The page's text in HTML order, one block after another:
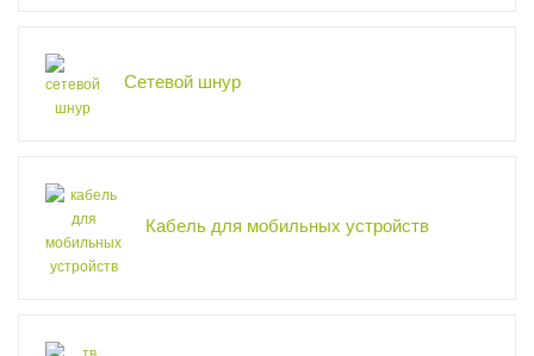
Сетевой шнур
Кабель для мобильных устройств